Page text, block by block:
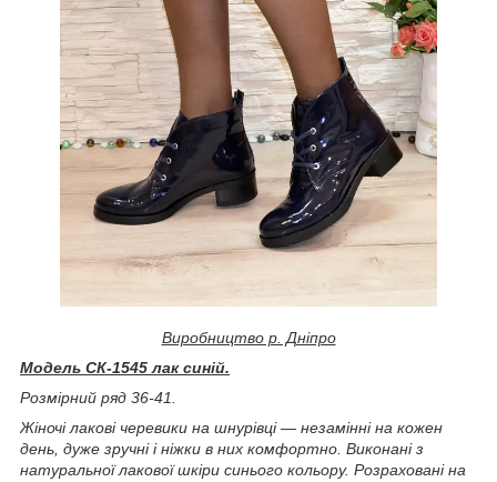
Виробництво р. Дніпро
Модель СК-1545 лак синій.
Розмірний ряд 36-41.
Жіночі лакові черевики на шнурівці ― незамінні на кожен
день, дуже зручні і ніжки в них комфортно. Виконані з
натуральної лакової шкіри синього кольору. Розраховані на